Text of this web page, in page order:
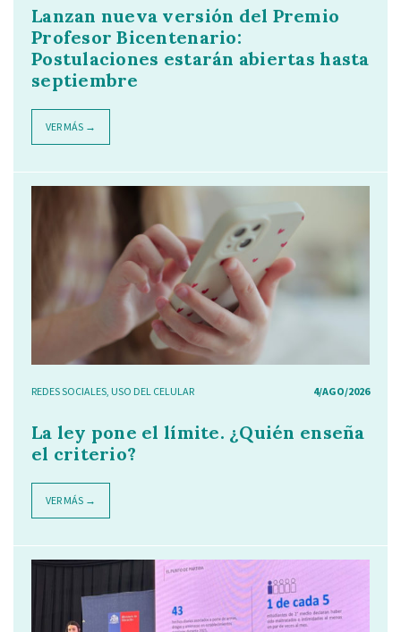
Lanzan nueva versión del Premio
Profesor Bicentenario:
Postulaciones estarán abiertas hasta
septiembre
VER MÁS →
REDES SOCIALES, USO DEL CELULAR 4/AGO/2026
La ley pone el límite. ¿Quién enseña
el criterio?
VER MÁS →